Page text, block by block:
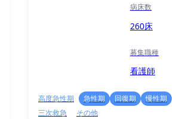
病床数
260床
募集職種
看護師
高度急性期 急性期 回復期 慢性期
三次救急
その他